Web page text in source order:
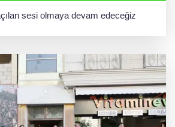
sesi olmaya devam edeceğiz